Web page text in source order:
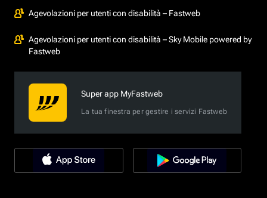
Agevolazioni per utenti con disabilità – Fastweb
Agevolazioni per utenti con disabilità – Sky Mobile powered by
Fastweb
Super app MyFastweb
La tua finestra per gestire i servizi Fastweb